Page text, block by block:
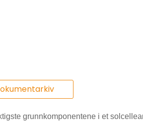
grunnkomponentene i et